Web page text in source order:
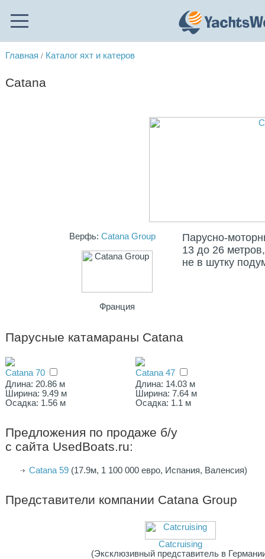
Главная / Каталог яхт и катеров
Catana
Верфь:Catana Group
Франция
Парусно-
13 до 26
не в шутку
Парусные катамараны Catana
Catana 70
Длина: 20.86 м
Ширина: 9.49 м
Осадка: 1.56 м
Catana 47
Длина: 14.03 м
Ширина: 7.64 м
Осадка: 1.1 м
Предложения по продаже б/у
с сайта UsedBoats.ru:
Сatana 59 (17.9м, 1 100 000 евро, Испания, Валенсия)
Представители компании Catana Group
Catcruising
(Эксклюзивный представитель в